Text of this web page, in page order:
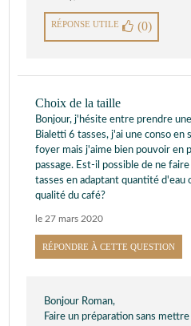
RÉPONSE UTILE (0)
Choix de la taille
Bonjour, j'hésite entre prendre
Bialetti 6 tasses, j'ai une conso en
foyer mais j'aime bien pouvoir en
passage. Est-il possible de ne
tasses en adaptant quantité d'eau
qualité du café?
le 27 mars 2020
RÉPONDRE À CETTE QUESTION
Bonjour Roman,
Faire un préparation sans